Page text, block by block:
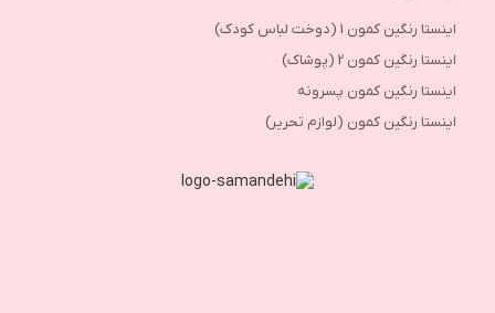
اینستا رنگین کمون 1 (دوخت لباس کودک)
اینستا رنگین کمون 2 (پوشاک)
اینستا رنگین کمون پسرونه
اینستا رنگین کمون (لوازم تحریر)